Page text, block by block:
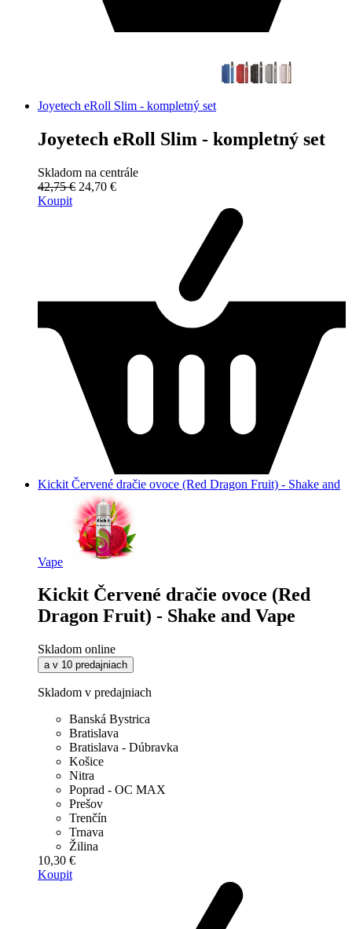
Joyetech eRoll Slim - kompletný set
Joyetech eRoll Slim - kompletný set
Skladom na centrále
42,75 € 24,70 €
Koupit
Kickit Červené dračie ovoce (Red Dragon Fruit) - Shake and
Vape
Kickit Červené dračie ovoce (Red
Dragon Fruit) - Shake and Vape
Skladom online
a v 10 predajniach
Skladom v predajniach
Banská Bystrica
Bratislava
Bratislava - Dúbravka
Košice
Nitra
Poprad - OC MAX
Prešov
Trenčín
Trnava
Žilina
10,30 €
Koupit